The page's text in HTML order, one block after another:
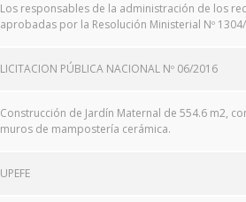
Los responsables de la administración de los
aprobadas por la Resolución Ministerial Nº
LICITACION PÚBLICA NACIONAL Nº 06/2016
Construcción de Jardín Maternal de 554.6 m2,
muros de mampostería cerámica.
UPEFE